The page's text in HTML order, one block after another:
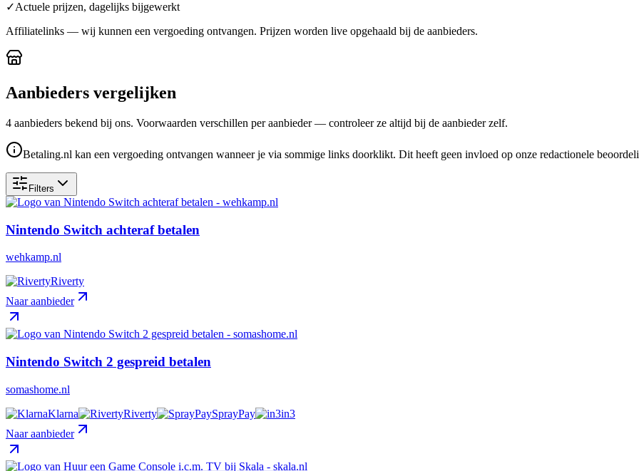
✓Actuele prijzen, dagelijks bijgewerkt
Affiliatelinks — wij kunnen een vergoeding ontvangen. Prijzen worden live opgehaald bij de aanbieders.
Aanbieders vergelijken
4 aanbieders bekend bij ons. Voorwaarden verschillen per aanbieder — controleer ze altijd bij de aanbieder zelf.
Betaling.nl kan een vergoeding ontvangen wanneer je via sommige links doorklikt. Dit heeft geen invloed op onze redactionele
Filters
Nintendo Switch achteraf betalen
wehkamp.nl
Riverty
Naar aanbieder
Nintendo Switch 2 gespreid betalen
somashome.nl
Klarna
Riverty SprayPay
in3
Naar aanbieder